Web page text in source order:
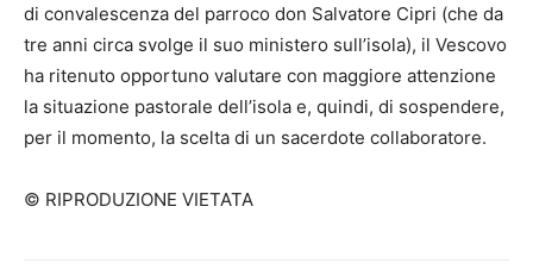
di convalescenza del parroco don Salvatore Cipri (che da
tre anni circa svolge il suo ministero sull’isola), il Vescovo
ha ritenuto opportuno valutare con maggiore attenzione
la situazione pastorale dell’isola e, quindi, di sospendere,
per il momento, la scelta di un sacerdote collaboratore.
© RIPRODUZIONE VIETATA